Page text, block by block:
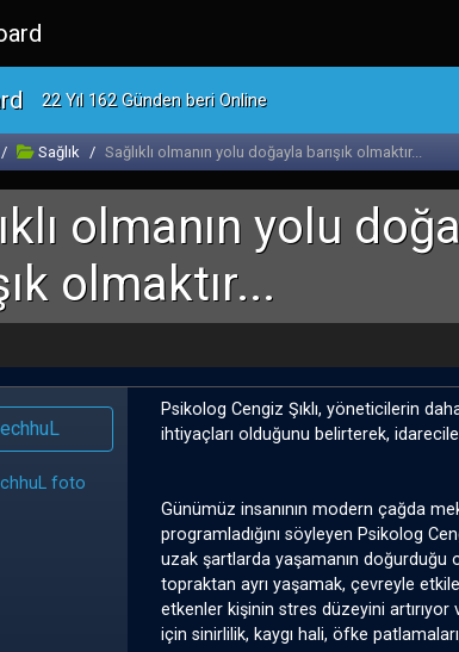
22 Yıl 162 Günden beri Online
Sağlık Sağlıklı olmanın yolu doğayla barışık olmaktır...
olmanın yolu
olmaktır...
Psikolog Cengiz Şıklı, yöneticilerin
ihtiyaçları olduğunu belirterek,
Günümüz insanının modern çağda
programladığını söyleyen Psikolog
uzak şartlarda yaşamanın doğurduğu
topraktan ayrı yaşamak, çevreyle
etkenler kişinin stres düzeyini artırıyor
için sinirlilik, kaygı hali, öfke